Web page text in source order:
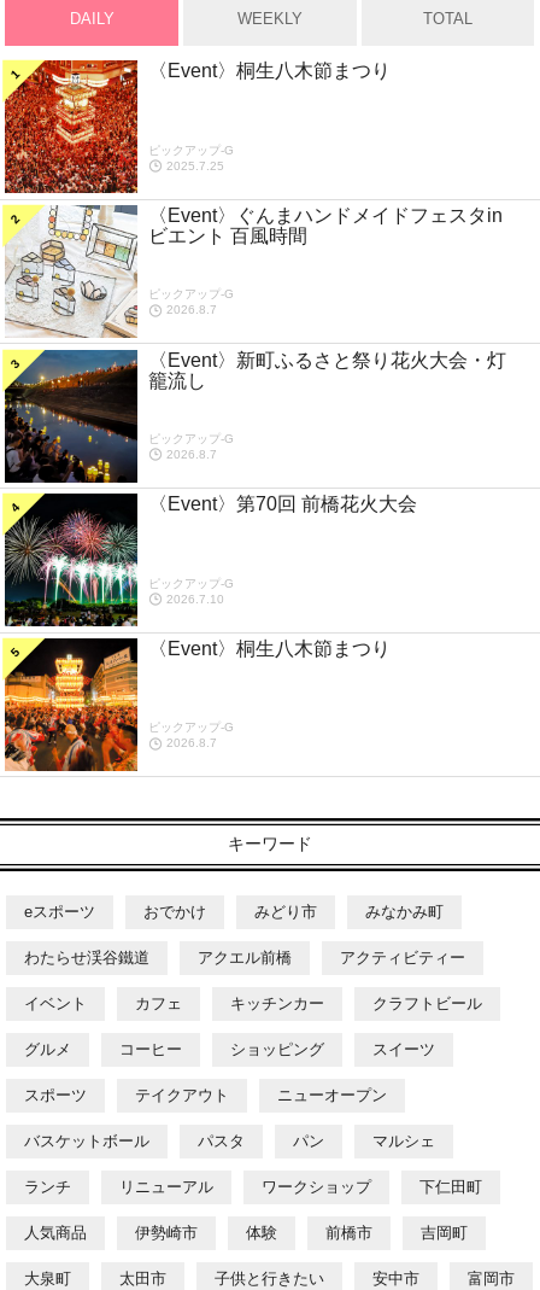
DAILY WEEKLY TOTAL
〈Event〉桐生八木節まつり
ピックアップ-G
2025.7.25
〈Event〉ぐんまハンドメイドフェスタin
ビエント 百風時間
ピックアップ-G
2026.8.7
〈Event〉新町ふるさと祭り花火大会・灯
籠流し
ピックアップ-G
2026.8.7
〈Event〉第70回 前橋花火大会
ピックアップ-G
2026.7.10
〈Event〉桐生八木節まつり
ピックアップ-G
2026.8.7
キーワード
eスポーツ おでかけ みどり市 みなかみ町
わたらせ渓谷鐵道 アクエル前橋 アクティビティー
イベント カフェ キッチンカー クラフトビール
グルメ コーヒー ショッピング スイーツ
スポーツ テイクアウト ニューオープン
バスケットボール パスタ パン マルシェ
ランチ リニューアル ワークショップ 下仁田町
人気商品 伊勢崎市 体験 前橋市 吉岡町
大泉町 太田市 子供と行きたい 安中市 富岡市